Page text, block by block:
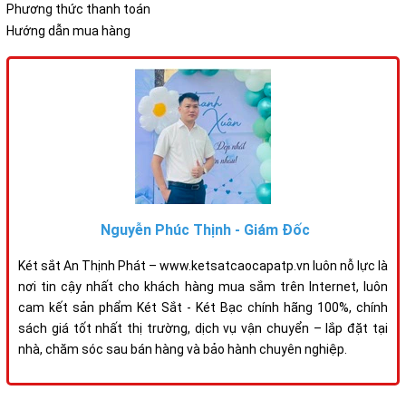
Phương thức thanh toán
Hướng dẫn mua hàng
Nguyễn Phúc Thịnh - Giám Đốc
Két sắt An Thịnh Phát – www.ketsatcaocapatp.vn luôn nỗ lực là
nơi tin cậy nhất cho khách hàng mua sắm trên Internet, luôn
cam kết sản phẩm Két Sắt - Két Bạc chính hãng 100%, chính
sách giá tốt nhất thị trường, dịch vụ vận chuyển – lắp đặt tại
nhà, chăm sóc sau bán hàng và bảo hành chuyên nghiệp.